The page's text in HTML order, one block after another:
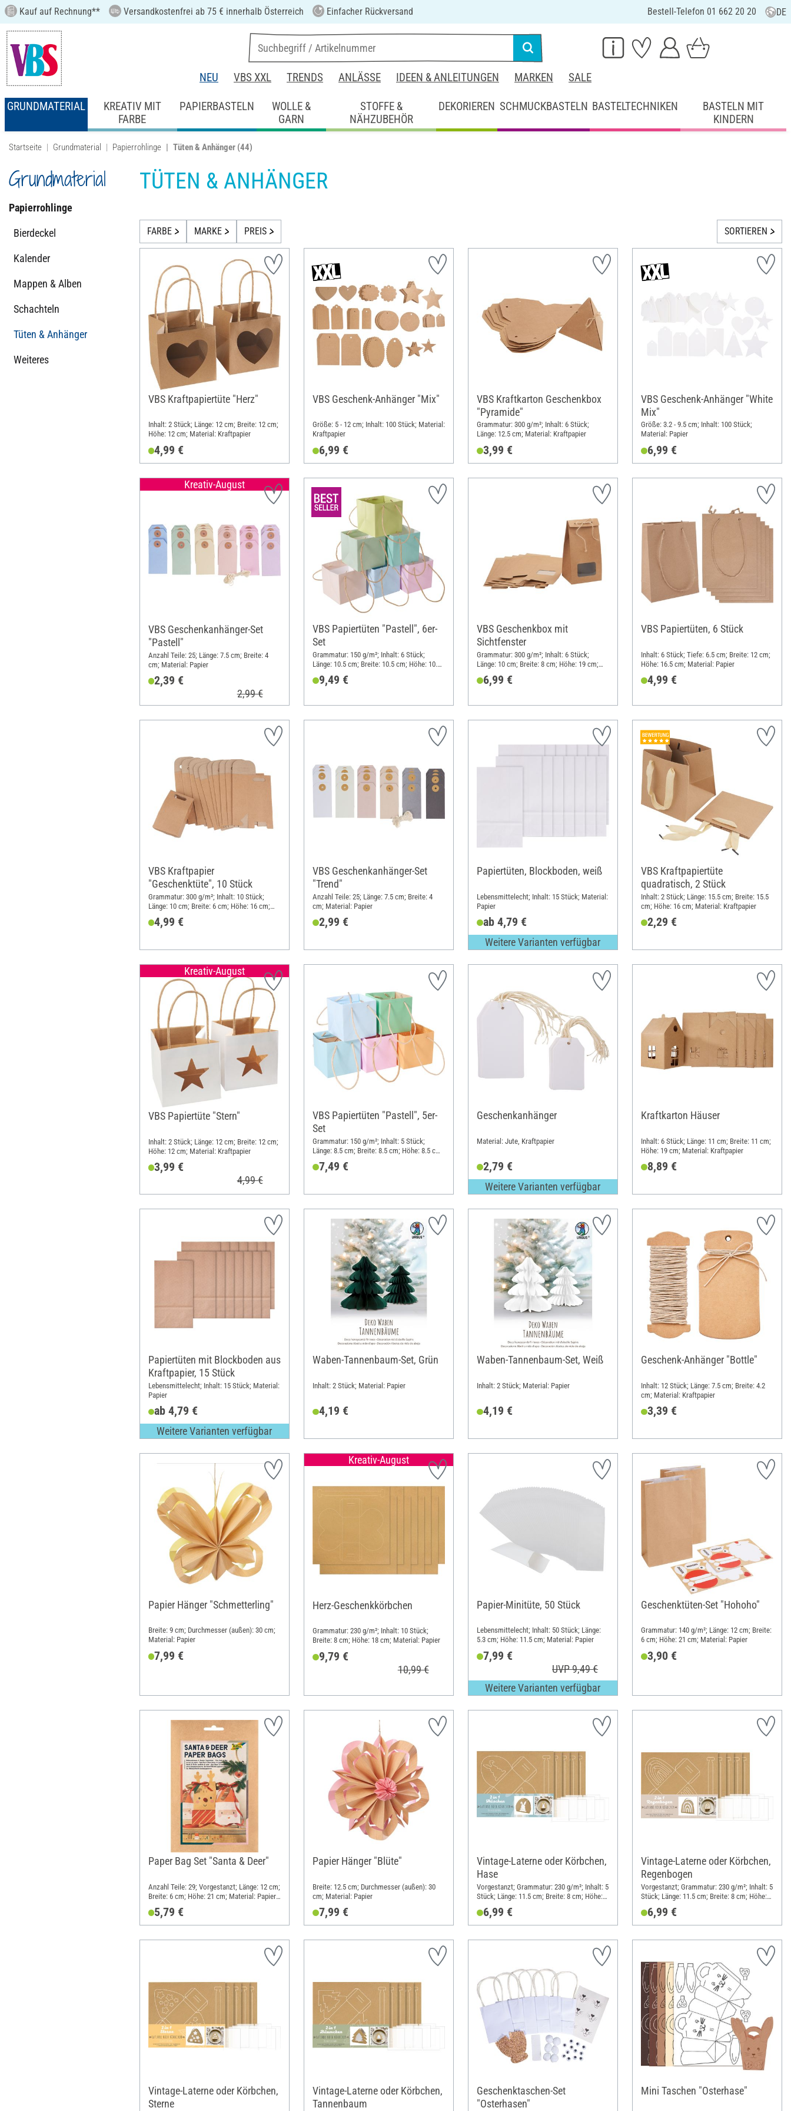
Kauf auf Rechnung** Versandkostenfrei ab 75 € innerhalb Österreich Einfacher Rückversand Bestell-Telefon 01 662 20 20 DE
NEU VBS XXL TRENDS ANLÄSSE IDEEN & ANLEITUNGEN MARKEN SALE
GRUNDMATERIAL
KREATIV MIT
FARBE
PAPIERBASTELN
WOLLE &
GARN
STOFFE &
NÄHZUBEHÖR
DEKORIEREN SCHMUCKBASTELN BASTELTECHNIKEN
BASTELN MIT
KINDERN
Startseite Grundmaterial Papierrohlinge Tüten & Anhänger (44)
Grundmaterial
Papierrohlinge
Bierdeckel
Kalender
Mappen & Alben
Schachteln
Tüten & Anhänger
Weiteres
TÜTEN & ANHÄNGER
FARBE MARKE PREIS SORTIEREN
VBS Kraftpapiertüte "Herz"
Inhalt: 2 Stück; Länge: 12 cm; Breite: 12 cm;
Höhe: 12 cm; Material: Kraftpapier
4,99 €
VBS Geschenk-Anhänger "Mix"
Größe: 5 - 12 cm; Inhalt: 100 Stück; Material:
Kraftpapier
6,99 €
VBS Kraftkarton Geschenkbox
"Pyramide"
Grammatur: 300 g/m²; Inhalt: 6 Stück;
Länge: 12.5 cm; Material: Kraftpapier
3,99 €
VBS Geschenk-Anhänger "White
Mix"
Größe: 3.2 - 9.5 cm; Inhalt: 100 Stück;
Material: Papier
6,99 €
Kreativ-August
VBS Geschenkanhänger-Set
"Pastell"
Anzahl Teile: 25; Länge: 7.5 cm; Breite: 4
cm; Material: Papier
2,39 €
2,99 €
VBS Papiertüten "Pastell", 6er-
Set
Grammatur: 150 g/m²; Inhalt: 6 Stück;
Länge: 10.5 cm; Breite: 10.5 cm; Höhe: 10.5
9,49 €
VBS Geschenkbox mit
Sichtfenster
Grammatur: 300 g/m²; Inhalt: 6 Stück;
Länge: 10 cm; Breite: 8 cm; Höhe: 19 cm;
6,99 €
VBS Papiertüten, 6 Stück
Inhalt: 6 Stück; Tiefe: 6.5 cm; Breite: 12 cm;
Höhe: 16.5 cm; Material: Papier
4,99 €
VBS Kraftpapier
"Geschenktüte", 10 Stück
Grammatur: 300 g/m²; Inhalt: 10 Stück;
Länge: 10 cm; Breite: 6 cm; Höhe: 16 cm;
4,99 €
VBS Geschenkanhänger-Set
"Trend"
Anzahl Teile: 25; Länge: 7.5 cm; Breite: 4
cm; Material: Papier
2,99 €
Papiertüten, Blockboden, weiß
Lebensmittelecht; Inhalt: 15 Stück; Material:
Papier
ab 4,79 €
Weitere Varianten verfügbar
VBS Kraftpapiertüte
quadratisch, 2 Stück
Inhalt: 2 Stück; Länge: 15.5 cm; Breite: 15.5
cm; Höhe: 16 cm; Material: Kraftpapier
2,29 €
Kreativ-August
VBS Papiertüte "Stern"
Inhalt: 2 Stück; Länge: 12 cm; Breite: 12 cm;
Höhe: 12 cm; Material: Kraftpapier
3,99 €
4,99 €
VBS Papiertüten "Pastell", 5er-
Set
Grammatur: 150 g/m²; Inhalt: 5 Stück;
Länge: 8.5 cm; Breite: 8.5 cm; Höhe: 8.5 cm;
7,49 €
Geschenkanhänger
Material: Jute, Kraftpapier
2,79 €
Weitere Varianten verfügbar
Kraftkarton Häuser
Inhalt: 6 Stück; Länge: 11 cm; Breite: 11 cm;
Höhe: 19 cm; Material: Kraftpapier
8,89 €
Papiertüten mit Blockboden aus
Kraftpapier, 15 Stück
Lebensmittelecht; Inhalt: 15 Stück; Material:
Papier
ab 4,79 €
Weitere Varianten verfügbar
Waben-Tannenbaum-Set, Grün
Inhalt: 2 Stück; Material: Papier
4,19 €
Waben-Tannenbaum-Set, Weiß
Inhalt: 2 Stück; Material: Papier
4,19 €
Geschenk-Anhänger "Bottle"
Inhalt: 12 Stück; Länge: 7.5 cm; Breite: 4.2
cm; Material: Kraftpapier
3,39 €
Papier Hänger "Schmetterling"
Breite: 9 cm; Durchmesser (außen): 30 cm;
Material: Papier
7,99 €
Kreativ-August
Herz-Geschenkkörbchen
Grammatur: 230 g/m²; Inhalt: 10 Stück;
Breite: 8 cm; Höhe: 18 cm; Material: Papier
9,79 €
10,99 €
Papier-Minitüte, 50 Stück
Lebensmittelecht; Inhalt: 50 Stück; Länge:
5.3 cm; Höhe: 11.5 cm; Material: Papier
7,99 €
UVP 9,49 €
Weitere Varianten verfügbar
Geschenktüten-Set "Hohoho"
Grammatur: 140 g/m²; Länge: 12 cm; Breite:
6 cm; Höhe: 21 cm; Material: Papier
3,90 €
Paper Bag Set "Santa & Deer"
Anzahl Teile: 29; Vorgestanzt; Länge: 12 cm;
Breite: 6 cm; Höhe: 21 cm; Material: Papier,
5,79 €
Papier Hänger "Blüte"
Breite: 12.5 cm; Durchmesser (außen): 30
cm; Material: Papier
7,99 €
Vintage-Laterne oder Körbchen,
Hase
Vorgestanzt; Grammatur: 230 g/m²; Inhalt: 5
Stück; Länge: 11.5 cm; Breite: 8 cm; Höhe:
6,99 €
Vintage-Laterne oder Körbchen,
Regenbogen
Vorgestanzt; Grammatur: 230 g/m²; Inhalt: 5
Stück; Länge: 11.5 cm; Breite: 8 cm; Höhe:
6,99 €
Vintage-Laterne oder Körbchen,
Sterne
Vintage-Laterne oder Körbchen,
Tannenbaum
Geschenktaschen-Set
"Osterhasen"
Mini Taschen "Osterhase"